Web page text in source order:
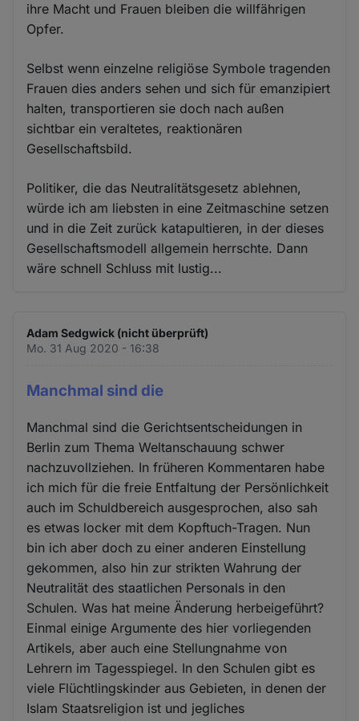
ihre Macht und Frauen bleiben die willfährigen
Opfer.
Selbst wenn einzelne religiöse Symbole tragenden
Frauen dies anders sehen und sich für emanzipiert
halten, transportieren sie doch nach außen
sichtbar ein veraltetes, reaktionären
Gesellschaftsbild.
Politiker, die das Neutralitätsgesetz ablehnen,
würde ich am liebsten in eine Zeitmaschine setzen
und in die Zeit zurück katapultieren, in der dieses
Gesellschaftsmodell allgemein herrschte. Dann
wäre schnell Schluss mit lustig...
Adam Sedgwick (nicht überprüft)
Mo. 31 Aug 2020 - 16:38
Manchmal sind die
Manchmal sind die Gerichtsentscheidungen in
Berlin zum Thema Weltanschauung schwer
nachzuvollziehen. In früheren Kommentaren habe
ich mich für die freie Entfaltung der Persönlichkeit
auch im Schuldbereich ausgesprochen, also sah
es etwas locker mit dem Kopftuch-Tragen. Nun
bin ich aber doch zu einer anderen Einstellung
gekommen, also hin zur strikten Wahrung der
Neutralität des staatlichen Personals in den
Schulen. Was hat meine Änderung herbeigeführt?
Einmal einige Argumente des hier vorliegenden
Artikels, aber auch eine Stellungnahme von
Lehrern im Tagesspiegel. In den Schulen gibt es
viele Flüchtlingskinder aus Gebieten, in denen der
Islam Staatsreligion ist und jegliches